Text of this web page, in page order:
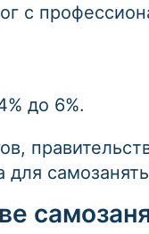
с
до 6%.
для